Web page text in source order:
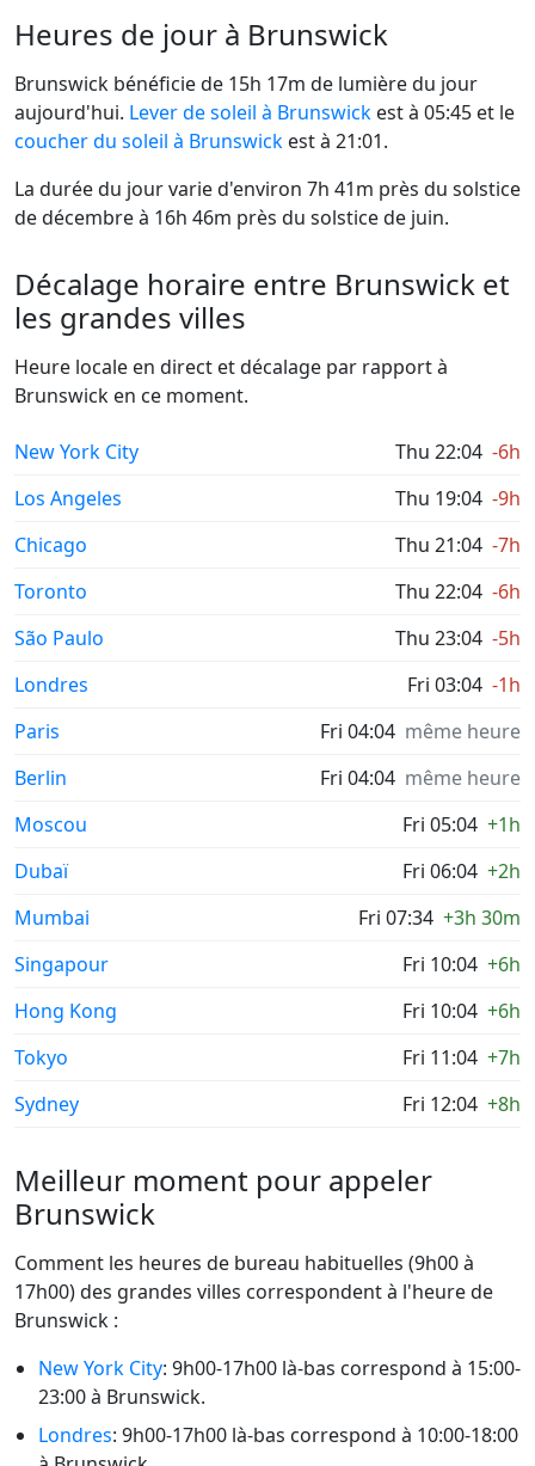
Heures de jour à Brunswick
Brunswick bénéficie de 15h 17m de lumière du jour
aujourd'hui. Lever de soleil à Brunswick est à 05:45 et le
coucher du soleil à Brunswick est à 21:01.
La durée du jour varie d'environ 7h 41m près du solstice
de décembre à 16h 46m près du solstice de juin.
Décalage horaire entre Brunswick et
les grandes villes
Heure locale en direct et décalage par rapport à
Brunswick en ce moment.
New York City Thu 22:04 -6h
Los Angeles
Thu 19:04 -9h
Chicago
Thu 21:04 -7h
Toronto
Thu 22:04 -6h
São Paulo
Thu 23:04 -5h
Londres
Fri 03:04 -1h
Paris
Fri 04:04 même heure
Berlin
Fri 04:04 même heure
Moscou
Fri 05:04 +1h
Dubaï
Fri 06:04 +2h
Mumbai
Fri 07:34 +3h 30m
Singapour
Fri 10:04 +6h
Hong Kong
Fri 10:04 +6h
Tokyo
Fri 11:04 +7h
Sydney
Fri 12:04 +8h
Meilleur moment pour appeler
Brunswick
Comment les heures de bureau habituelles (9h00 à
17h00) des grandes villes correspondent à l'heure de
Brunswick :
New York City: 9h00-17h00 là-bas correspond à 15:00-
23:00 à Brunswick.
Londres: 9h00-17h00 là-bas correspond à 10:00-18:00